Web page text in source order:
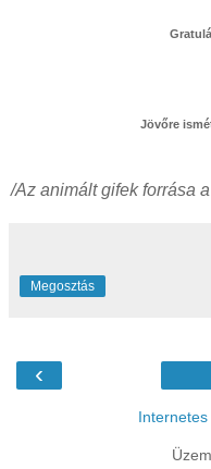
Jövőre
/Az animált gifek forrása
Megosztás
‹